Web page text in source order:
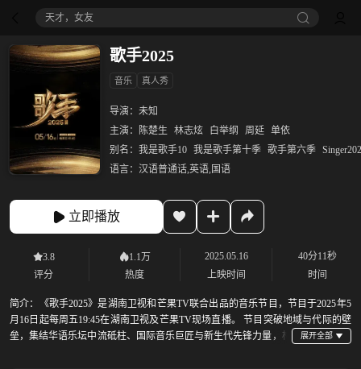
天才，女友
歌手2025
音乐 真人秀
导演： 未知
主演：
陈楚生 林志炫 白举纲 周延 单依
别名： 我是歌手10 我是歌手第十季 歌手第六季
语言： 汉语普通话,英语,国语
立即播放
3.8
评分
1.1万
热度
2025.05.16
上映时间
40分11秒
时间
简介：
《歌手2025》是湖南卫视和芒果TV联合出品的音乐节目，节目于2025年5
月16日起每周五19:45在湖南卫视及芒果TV现场直播。 节目突破地域与代际的壁
垒，集结华语乐坛中流砥柱、国际音乐巨匠与新生代先锋力量，构